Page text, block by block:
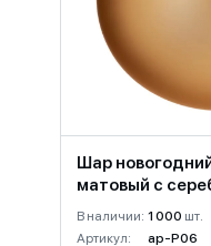
Шар
матовый с
В наличии: 1 000 шт.
Артикул:
ap-P06